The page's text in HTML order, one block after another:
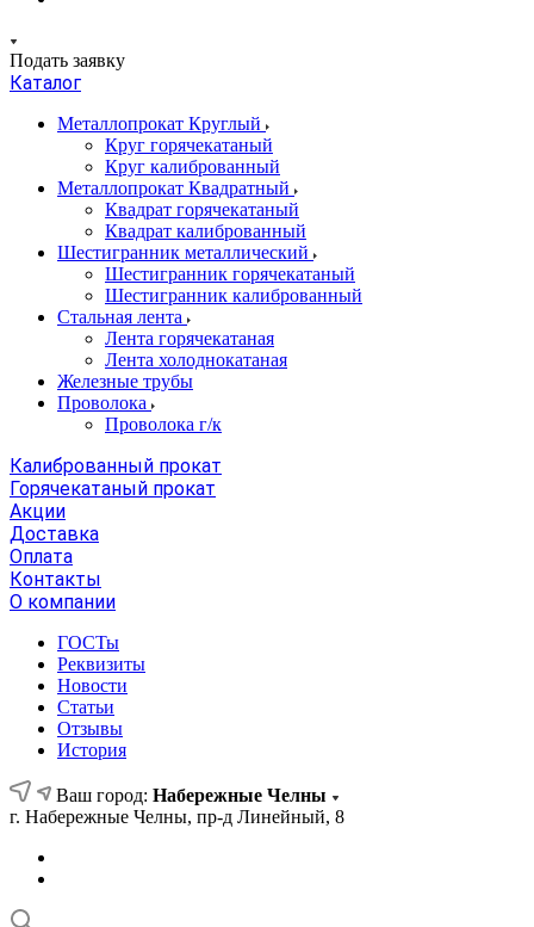
Подать заявку
Каталог
Металлопрокат Круглый
Круг горячекатаный
Круг калиброванный
Металлопрокат Квадратный
Квадрат горячекатаный
Квадрат калиброванный
Шестигранник металлический
Шестигранник горячекатаный
Шестигранник калиброванный
Стальная лента
Лента горячекатаная
Лента холоднокатаная
Железные трубы
Проволока
Проволока г/к
Калиброванный прокат
Горячекатаный прокат
Акции
Доставка
Оплата
Контакты
О компании
ГОСТы
Реквизиты
Новости
Статьи
Отзывы
История
Ваш город: Набережные Челны
г. Набережные Челны, пр-д Линейный, 8